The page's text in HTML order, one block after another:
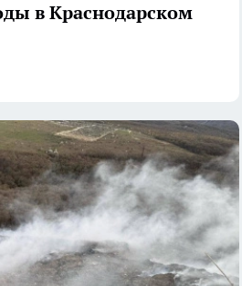
в Краснодарском